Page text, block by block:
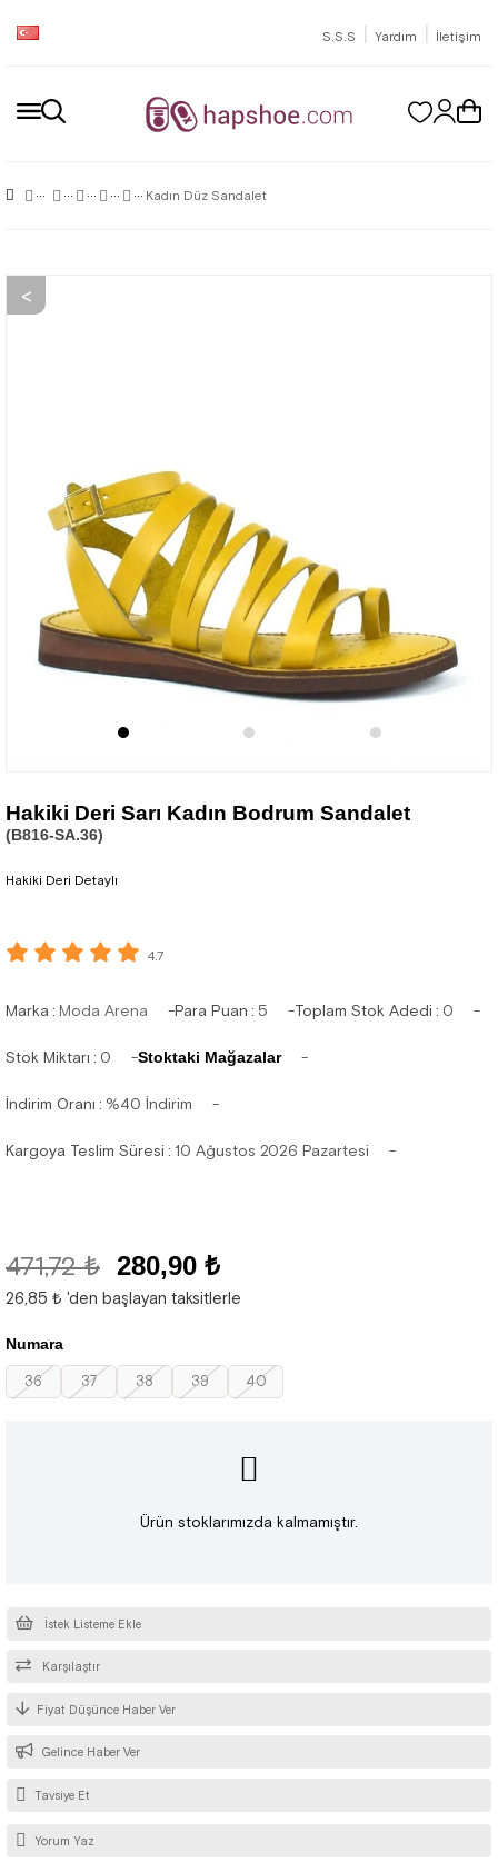
S.S.S | Yardım | İletişim
Kadın Düz Sandalet
Hakiki Deri Sarı Kadın Bodrum Sandalet
(B816-SA.36)
Hakiki Deri Detaylı
4.7
Marka : Moda Arena Para Puan : 5 Toplam Stok Adedi : 0
Stok Miktarı : 0 Stoktaki Mağazalar
İndirim Oranı : %40 İndirim
Kargoya Teslim Süresi : 10 Ağustos 2026 Pazartesi
471,72 ₺ 280,90 ₺
26,85 ₺ 'den başlayan taksitlerle
Numara
36 37 38 39 40
Ürün stoklarımızda kalmamıştır.
İstek Listeme Ekle
Karşılaştır
Fiyat Düşünce Haber Ver
Gelince Haber Ver
Tavsiye Et
Yorum Yaz